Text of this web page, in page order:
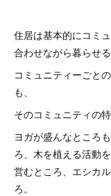
住居は基本的にコミ
合わせながら暮らせる
コミュニティーごと
も、
そのコミュニティの
ヨガが盛んなところ
ろ、木を植える活動
営むところ、エシカ
ろ。